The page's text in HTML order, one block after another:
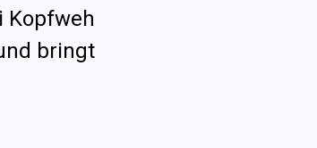
Kopfweh
bringt